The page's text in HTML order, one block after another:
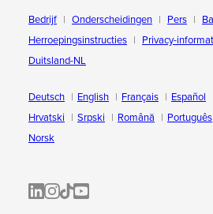
Bedrijf Onderscheidingen Pers
Herroepingsinstructies
Privacy-
Duitsland-NL
Deutsch English Français Español
Hrvatski
Srpski Română Português
Norsk
ALL-INKL.COM | LinkedIn
ALL-INKL.COM • Instagram photos
ALL-INKL.COM | TikTok
ALLINKL.COM - YouTube